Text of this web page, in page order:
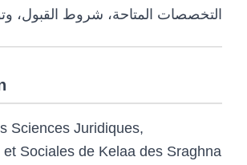
التخصصات المتاحة، شروط القبول،
Sciences Juridiques,
Sociales de Kelaa des Sraghna